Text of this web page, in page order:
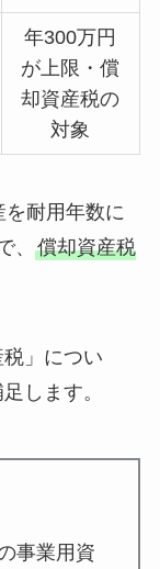
年300万円
が上限・償
却資産税の
対象
耐用年数に
、 償却資産税
」につい
します。
事業用資